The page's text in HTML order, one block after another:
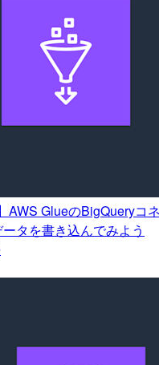
AWS GlueのBigQueryコ
タを書き込んでみよう